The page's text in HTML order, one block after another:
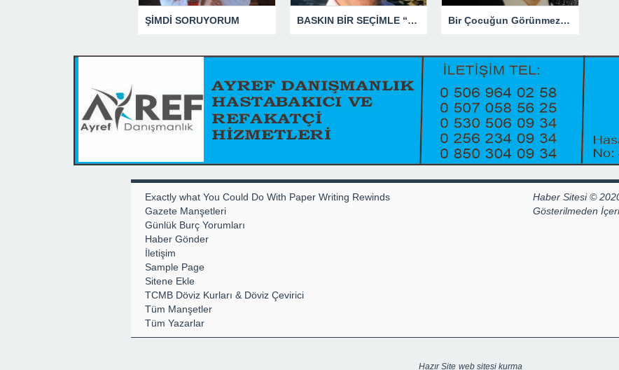
ŞİMDİ SORUYORUM BASKIN BİR SEÇİMLE “YENİ PARTİ”Yİ DEVRE DIŞI BIRAKMAK İÇİN DÜĞMEYE Mİ BASILDI? Bir Çocuğun Görünmez Yaraları – 41 “Koparılmış Çocuklar”
Exactly what You Could Do With Paper Writing Rewinds
Gazete Manşetleri
Günlük Burç Yorumları
Haber Gönder
İletişim
Sample Page
Sitene Ekle
TCMB Döviz Kurları & Döviz Çevirici
Tüm Manşetler
Tüm Yazarlar
Haber Sitesi ©
Gösterilmeden
Hazır Site web sitesi kurma